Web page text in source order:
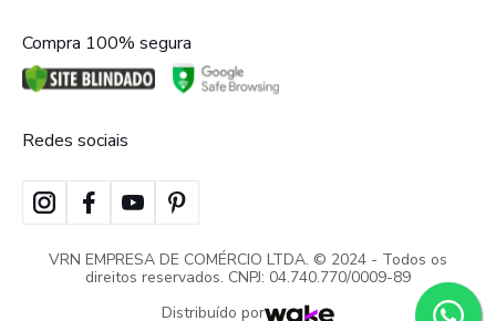
Compra 100% segura
Redes sociais
VRN EMPRESA DE COMÉRCIO LTDA. © 2024 - Todos os
direitos reservados. CNPJ: 04.740.770/0009-89
Distribuído por